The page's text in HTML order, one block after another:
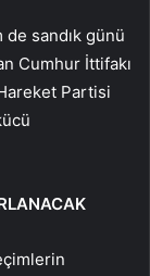
sandık günü
Cumhur İttifakı
Partisi